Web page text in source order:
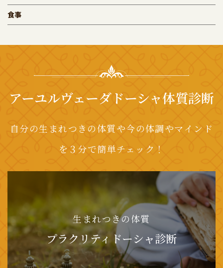
食事
アーユルヴェーダドーシャ体質診断
自分の生まれつきの体質や今の体調やマインド
を３分で簡単チェック！
生まれつきの体質
プラクリティドーシャ診断